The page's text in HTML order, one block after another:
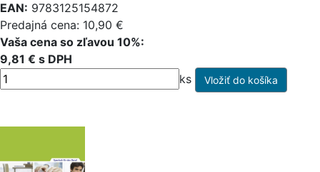
EAN: 9783125154872
Predajná cena: 10,90 €
Vaša cena so zľavou 10%:
9,81 € s DPH
ks